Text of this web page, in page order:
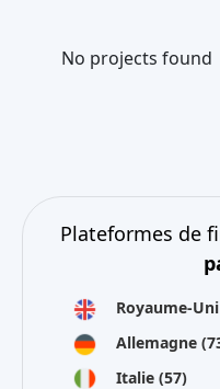
No projects found
Plateformes de
Royaume-Uni
Allemagne
Italie (57)